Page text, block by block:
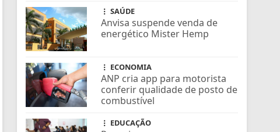
SAÚDE
Anvisa suspende venda de
energético Mister Hemp
ECONOMIA
ANP cria app para motorista
conferir qualidade de posto de
combustível
EDUCAÇÃO